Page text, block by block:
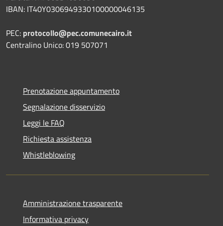
IBAN: IT40Y0306949330100000046135
PEC: protocollo@pec.comunecairo.it
Centralino Unico: 019 507071
Prenotazione appuntamento
Segnalazione disservizio
Leggi le FAQ
Richiesta assistenza
Whistleblowing
Amministrazione trasparente
Informativa privacy